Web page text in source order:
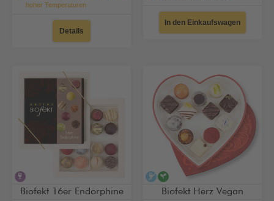
hoher Temperaturen
Details
In den Einkaufswagen
Biofekt 16er Endorphine
alkoholfrei
vegan
Biofekt Herz Vegan